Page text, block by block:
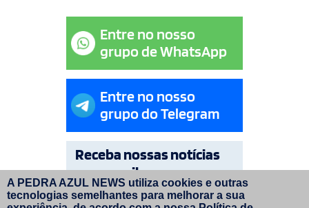
Entre no nosso
grupo de WhatsApp
Entre no nosso
grupo do Telegram
Receba nossas notícias
por e-mail
OK
A PEDRA AZUL NEWS utiliza cookies e outras
tecnologias semelhantes para melhorar a sua